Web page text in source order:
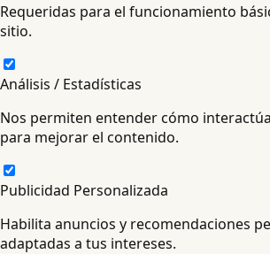
Requeridas para el funcionamiento
sitio.
Análisis / Estadísticas
Nos permiten entender cómo
para mejorar el contenido.
Publicidad Personalizada
Habilita anuncios y recomendaciones
adaptadas a tus intereses.